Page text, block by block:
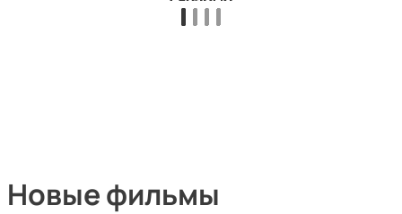
Новые фильмы